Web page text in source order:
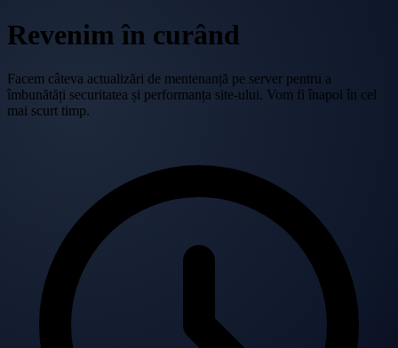
Revenim în curând
Facem câteva actualizări de mentenanță pe server pentru a
îmbunătăți securitatea și performanța site-ului. Vom fi înapoi în cel
mai scurt timp.